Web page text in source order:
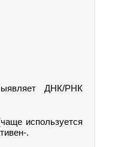
ДНК/РНК
используется
.